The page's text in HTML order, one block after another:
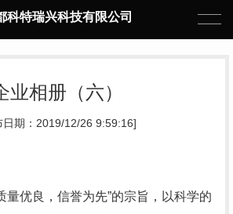
科特瑞兴科技有限公司
业相册（六）
日期：2019/12/26 9:59:16]
量优良，信誉为先”的宗旨，以科学的